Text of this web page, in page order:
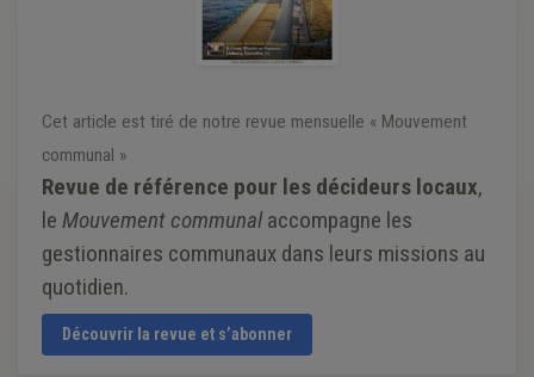
Cet article est tiré de notre revue mensuelle « Mouvement
communal »
Revue de référence pour les décideurs locaux,
le Mouvement communalaccompagne les
gestionnaires communaux dans leurs missions au
quotidien.
Découvrir la revue et s’abonner